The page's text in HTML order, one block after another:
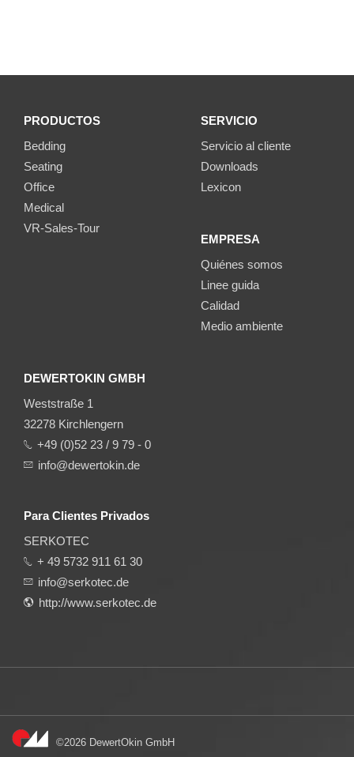
PRODUCTOS
Bedding
Seating
Office
Medical
VR-Sales-Tour
SERVICIO
Servicio al cliente
Downloads
Lexicon
EMPRESA
Quiénes somos
Linee guida
Calidad
Medio ambiente
DEWERTOKIN GMBH
Weststraße 1
32278 Kirchlengern
+49 (0)52 23 / 9 79 - 0
info@dewertokin.de
Para Clientes Privados
SERKOTEC
+ 49 5732 911 61 30
info@serkotec.de
http://www.serkotec.de
©2026 DewertOkin GmbH